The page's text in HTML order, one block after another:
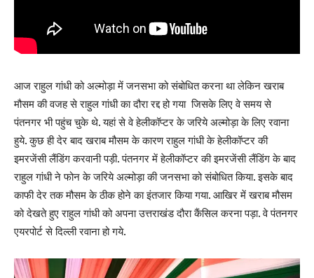
आज राहुल गांधी को अल्मोड़ा में जनसभा को संबोधित करना था लेकिन खराब
मौसम की वजह से राहुल गांधी का दौरा रद्द हो गया जिसके लिए वे समय से
पंतनगर भी पहुंच चुके थे. यहां से वे हेलीकॉप्टर के जरिये अल्मोड़ा के लिए रवाना
हुये. कुछ ही देर बाद खराब मौसम के कारण राहुल गांधी के हेलीकॉप्टर की
इमरजेंसी लैंडिंग करवानी पड़ी. पंतनगर में हेलीकॉप्टर की इमरजेंसी लैंडिंग के बाद
राहुल गांधी ने फोन के जरिये अल्मोड़ा की जनसभा को संबोधित किया. इसके बाद
काफी देर तक मौसम के ठीक होने का इंतजार किया गया. आखिर में खराब मौसम
को देखते हुए राहुल गांधी को अपना उत्तराखंड दौरा कैंसिल करना पड़ा. वे पंतनगर
एयरपोर्ट से दिल्ली रवाना हो गये.